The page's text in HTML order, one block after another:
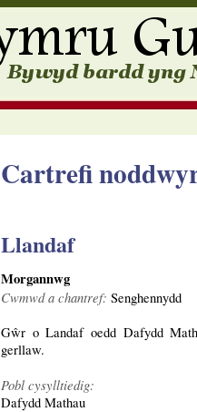
Cartrefi
Llandaf
Morgannwg
Cwmwd a chantref: Senghennydd
Gŵr o Landaf oedd Dafydd
gerllaw.
Pobl cysylltiedig:
Dafydd Mathau